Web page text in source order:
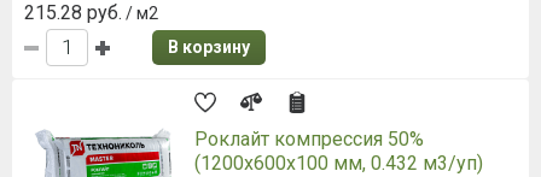
215.28 руб. / м2
В корзину
Роклайт компрессия 50%
(1200х600х100 мм, 0.432 м3/уп)